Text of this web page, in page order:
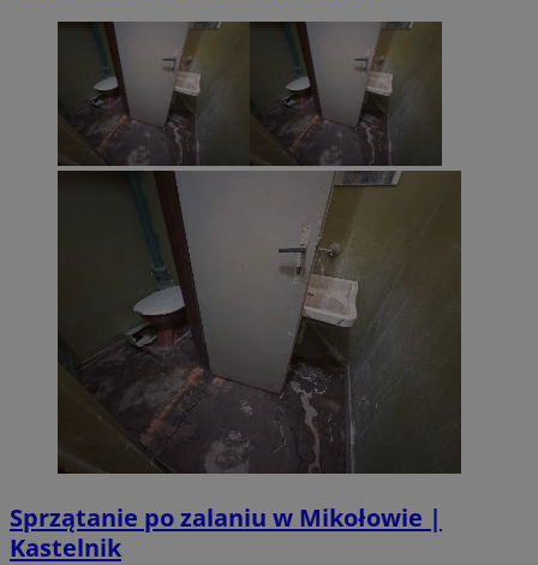
Sprzątanie po zalaniu w Mikołowie |
Kastelnik